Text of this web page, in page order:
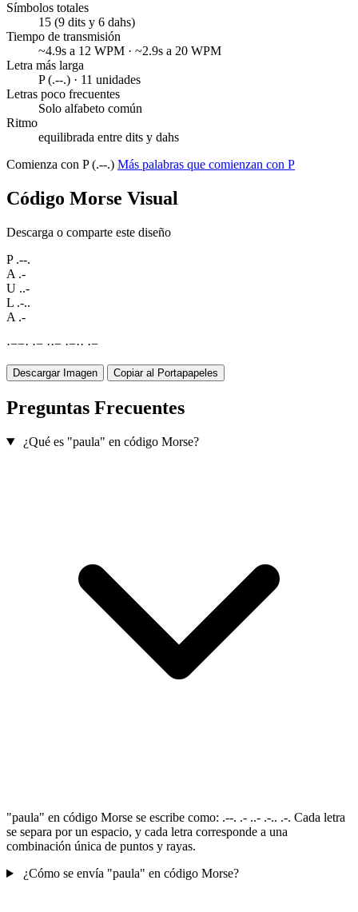
Símbolos totales
15 (9 dits y 6 dahs)
Tiempo de transmisión
~4.9s a 12 WPM · ~2.9s a 20 WPM
Letra más larga
P (.--.) · 11 unidades
Letras poco frecuentes
Solo alfabeto común
Ritmo
equilibrada entre dits y dahs
Comienza con P (.--.) Más palabras que comienzan con P
Código Morse Visual
Descarga o comparte este diseño
P .--.
A .-
U ..-
L .-..
A .-
·−−· ·− ··− ·−·· ·−
Descargar Imagen Copiar al Portapapeles
Preguntas Frecuentes
¿Qué es "paula" en código Morse?
"paula" en código Morse se escribe como: .--. .- ..- .-.. .-. Cada letra
se separa por un espacio, y cada letra corresponde a una
combinación única de puntos y rayas.
¿Cómo se envía "paula" en código Morse?